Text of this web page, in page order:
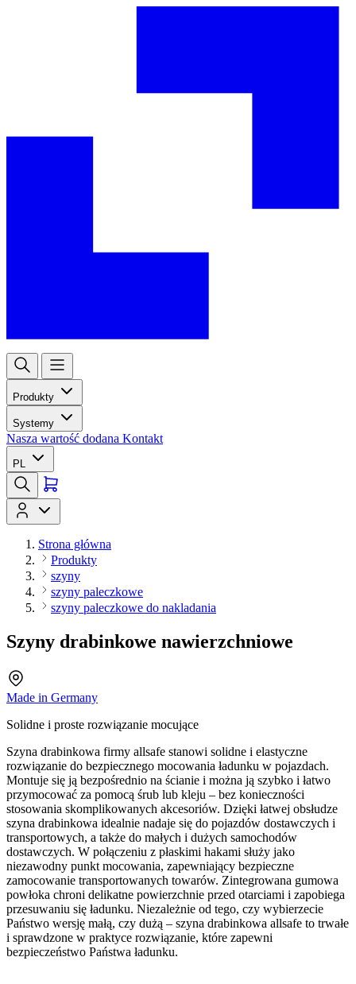
Produkty
Systemy
Nasza wartość dodana Kontakt
PL
Strona główna
Produkty
szyny
szyny paleczkowe
szyny paleczkowe do nakladania
Szyny drabinkowe nawierzchniowe
Made in Germany
Solidne i proste rozwiązanie mocujące
Szyna drabinkowa firmy allsafe stanowi solidne i elastyczne
rozwiązanie do bezpiecznego mocowania ładunku w pojazdach.
Montuje się ją bezpośrednio na ścianie i można ją szybko i łatwo
przymocować za pomocą śrub lub kleju – bez konieczności
stosowania skomplikowanych akcesoriów. Dzięki łatwej obsłudze
szyna drabinkowa idealnie nadaje się do pojazdów dostawczych i
transportowych, a także do małych i dużych samochodów
dostawczych. W połączeniu z płaskimi hakami służy jako
niezawodny punkt mocowania, zapewniający bezpieczne
zamocowanie transportowanych towarów. Zintegrowana gumowa
powłoka chroni delikatne powierzchnie przed otarciami i zapobiega
przesuwaniu się ładunku. Niezależnie od tego, czy wybierzecie
Państwo wersję małą, czy dużą – szyna drabinkowa allsafe to trwałe
i sprawdzone w praktyce rozwiązanie, które zapewni
bezpieczeństwo Państwa ładunku.